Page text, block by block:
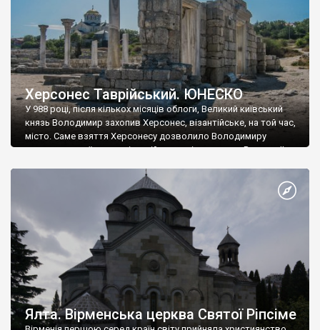
Херсонес Таврійський. ЮНЕСКО
У 988 році, після кількох місяців облоги, Великий київський
князь Володимир захопив Херсонес, візантійське, на той час,
місто. Саме взяття Херсонесу дозволило Володимиру
диктувати свої умови візантійському імператору Василю ІІ, та
Херсонесі Володимир-язичник, став Василем-християнином.
А потім було Хрещення Русі. На честь Херсонесу Таврійського
Ялта. Вірменська церква Святої Ріпсіме